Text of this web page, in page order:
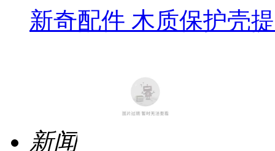
新奇配件 木质保护壳
新闻